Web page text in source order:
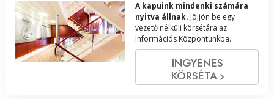
A kapuink mindenki számára
nyitva állnak. Jöjjön be egy
vezető nélküli körsétára az
Információs Központunkba.
INGYENES
KÖRSÉTA